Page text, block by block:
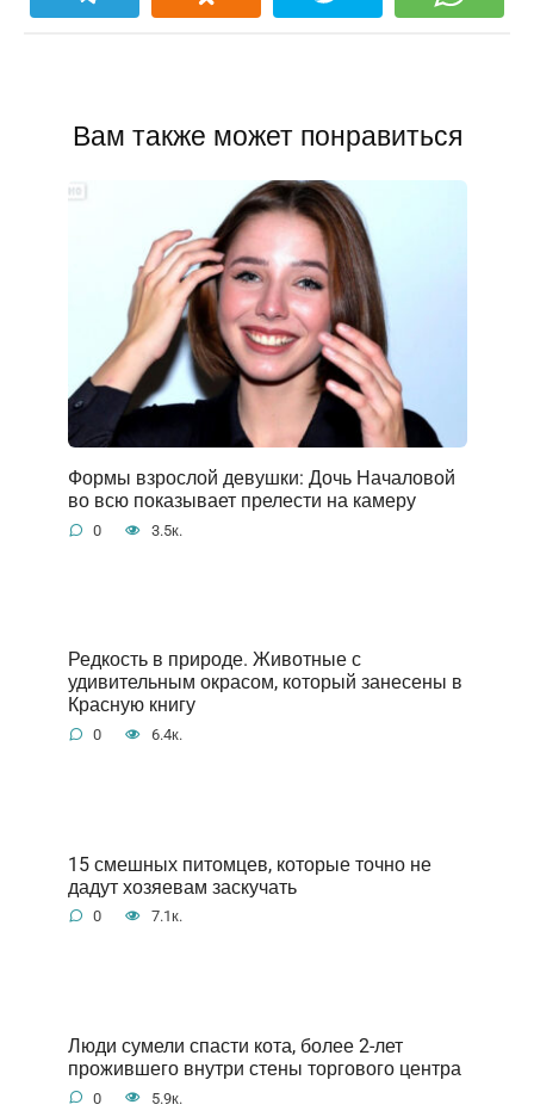
Вам также может понравиться
Формы взрослой девушки: Дочь Началовой
во всю показывает прелести на камеру
0 3.5к.
Редкость в природе. Животные с
удивительным окрасом, который занесены в
Красную книгу
0 6.4к.
15 смешных питомцев, которые точно не
дадут хозяевам заскучать
0 7.1к.
Люди сумели спасти кота, более 2-лет
прожившего внутри стены торгового центра
0 5.9к.